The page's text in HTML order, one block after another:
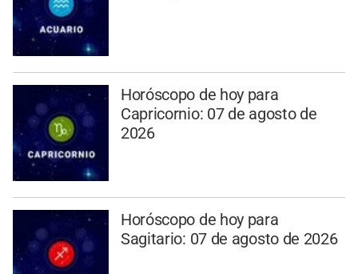
Horóscopo de hoy para
Capricornio: 07 de agosto de
2026
Horóscopo de hoy para
Sagitario: 07 de agosto de 2026